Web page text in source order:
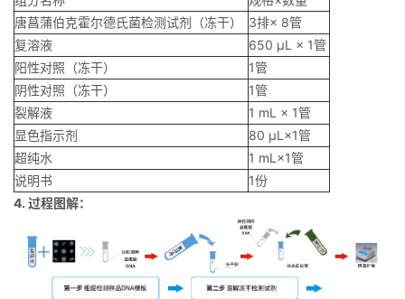
唐菖蒲伯克霍尔德氏菌检测试剂（冻干）
3排× 8管
复溶液
650 μL × 1管
阳性对照（冻干）
1管
阴性对照（冻干）
1管
裂解液
1 mL × 1管
显色指示剂
80 μL×1管
超纯水
1 mL×1管
说明书
1份
4. 过程图解：